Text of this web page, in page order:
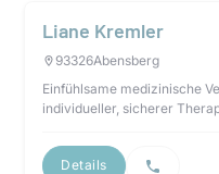
Liane Kremler
93326Abensberg
Einfühlsame medizinische
individueller, sicherer
Details